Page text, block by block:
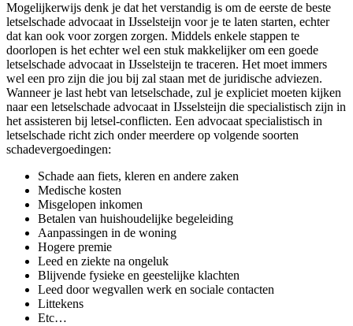
Mogelijkerwijs denk je dat het verstandig is om de eerste de beste
letselschade advocaat in IJsselsteijn voor je te laten starten, echter
dat kan ook voor zorgen zorgen. Middels enkele stappen te
doorlopen is het echter wel een stuk makkelijker om een goede
letselschade advocaat in IJsselsteijn te traceren. Het moet immers
wel een pro zijn die jou bij zal staan met de juridische adviezen.
Wanneer je last hebt van letselschade, zul je expliciet moeten kijken
naar een letselschade advocaat in IJsselsteijn die specialistisch zijn in
het assisteren bij letsel-conflicten. Een advocaat specialistisch in
letselschade richt zich onder meerdere op volgende soorten
schadevergoedingen:
Schade aan fiets, kleren en andere zaken
Medische kosten
Misgelopen inkomen
Betalen van huishoudelijke begeleiding
Aanpassingen in de woning
Hogere premie
Leed en ziekte na ongeluk
Blijvende fysieke en geestelijke klachten
Leed door wegvallen werk en sociale contacten
Littekens
Etc…